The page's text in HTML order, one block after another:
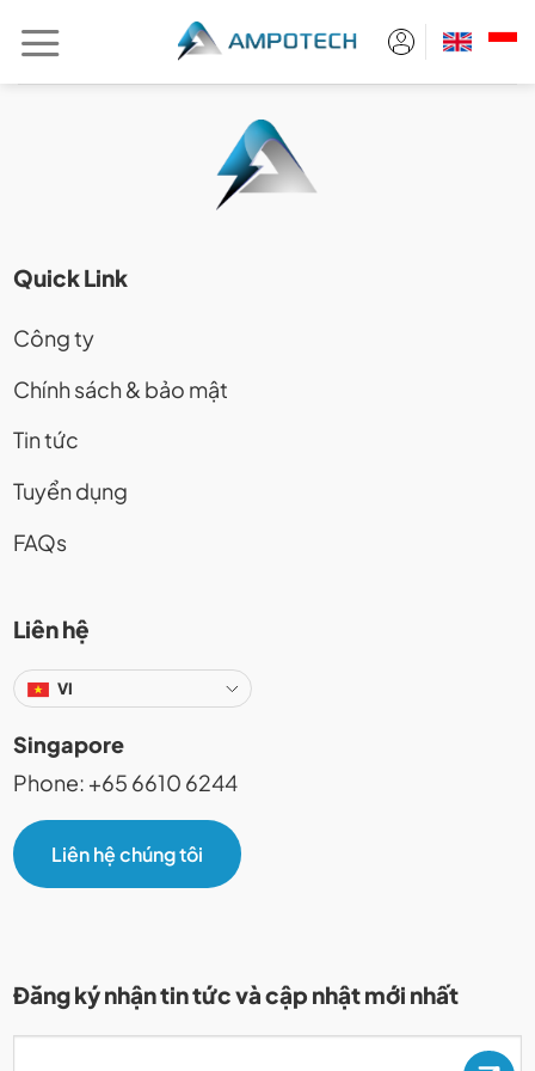
đến
Quick Link
Công ty
Chính sách & bảo mật
Tin tức
Tuyển dụng
FAQs
Liên hệ
VI
Singapore
Phone: +65 6610 6244
Liên hệ chúng tôi
Đăng ký nhận tin tức và cập nhật mới nhất